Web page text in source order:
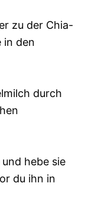
zu der Chia-
in den
durch
hebe sie
du ihn in